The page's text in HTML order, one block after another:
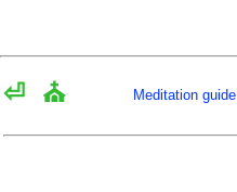
⏎ ⛪ Meditation guide